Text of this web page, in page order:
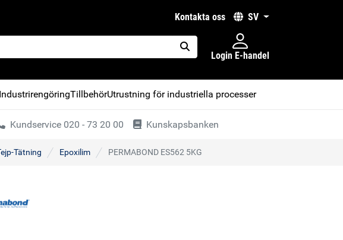
kontakta oss SV
placeholder.search
Login E-handel
IndustrirengöringTillbehörUtrustning för industriella processer
Kundservice 020 - 73 20 00 Kunskapsbanken
Tätning Epoxilim PERMABOND ES562 5KG